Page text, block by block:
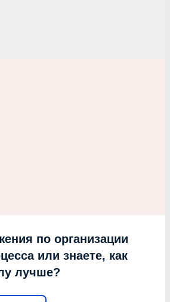
по организации
или знаете, как
лучше?